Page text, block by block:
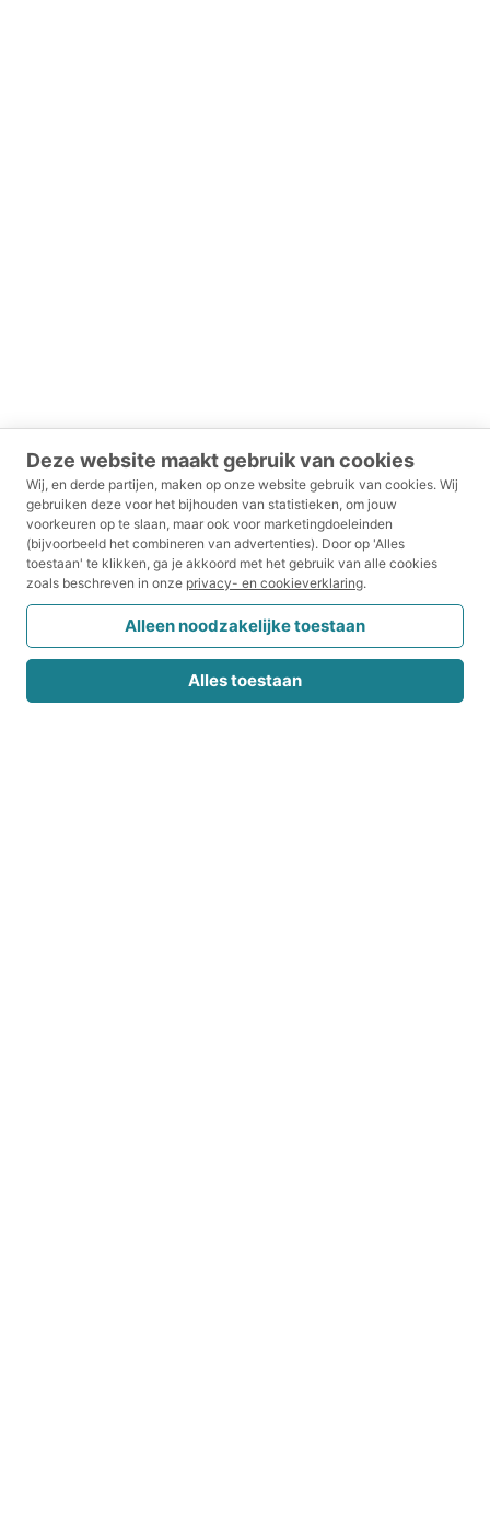
Deze website maakt gebruik van cookies
Wij, en derde partijen, maken op onze website gebruik van cookies. Wij
gebruiken deze voor het bijhouden van statistieken, om jouw
voorkeuren op te slaan, maar ook voor marketingdoeleinden
(bijvoorbeeld het combineren van advertenties). Door op 'Alles
toestaan' te klikken, ga je akkoord met het gebruik van alle cookies
zoals beschreven in onze privacy- en cookieverklaring.
Alleen noodzakelijke toestaan
Alles toestaan